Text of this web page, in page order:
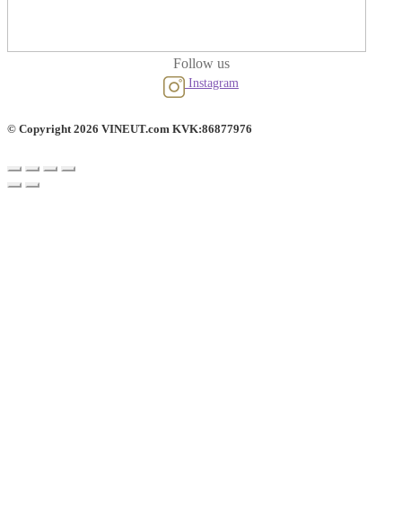
Follow us
Instagram
© Copyright 2026 VINEUT.com KVK:86877976